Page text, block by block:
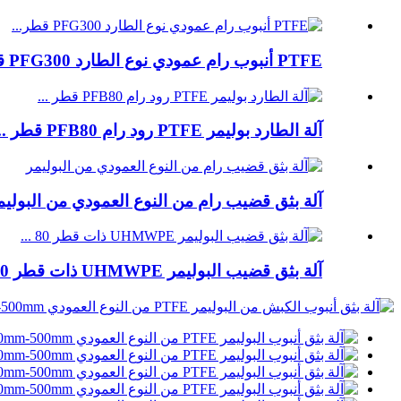
PTFE أنبوب رام عمودي نوع الطارد PFG300 قطر...
آلة الطارد بوليمر PTFE رود رام PFB80 قطر ...
آلة بثق قضيب رام من النوع العمودي من
آلة بثق قضيب البوليمر UHMWPE ذات قطر 80 ...